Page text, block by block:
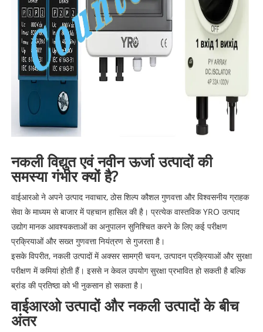
नकली विद्युत एवं नवीन ऊर्जा उत्पादों की
समस्या गंभीर क्यों है?
वाईआरओ ने अपने उत्पाद नवाचार, ठोस शिल्प कौशल गुणवत्ता और विश्वसनीय ग्राहक
सेवा के माध्यम से बाजार में पहचान हासिल की है। प्रत्येक वास्तविक YRO उत्पाद
उद्योग मानक आवश्यकताओं का अनुपालन सुनिश्चित करने के लिए कई परीक्षण
प्रक्रियाओं और सख्त गुणवत्ता नियंत्रण से गुजरता है।
इसके विपरीत, नकली उत्पादों में अक्सर सामग्री चयन, उत्पादन प्रक्रियाओं और सुरक्षा
परीक्षण में कमियां होती हैं। इससे न केवल उपयोग सुरक्षा प्रभावित हो सकती है बल्कि
ब्रांड की प्रतिष्ठा को भी नुकसान हो सकता है।
वाईआरओ उत्पादों और नकली उत्पादों के बीच
अंतर